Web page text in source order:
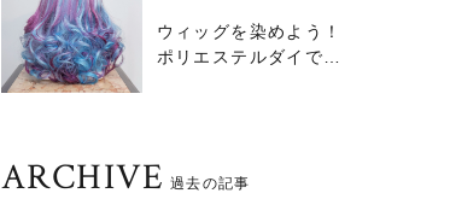
ウィッグを染めよう！
ポリエステルダイで
ARCHIVE 過去の記事